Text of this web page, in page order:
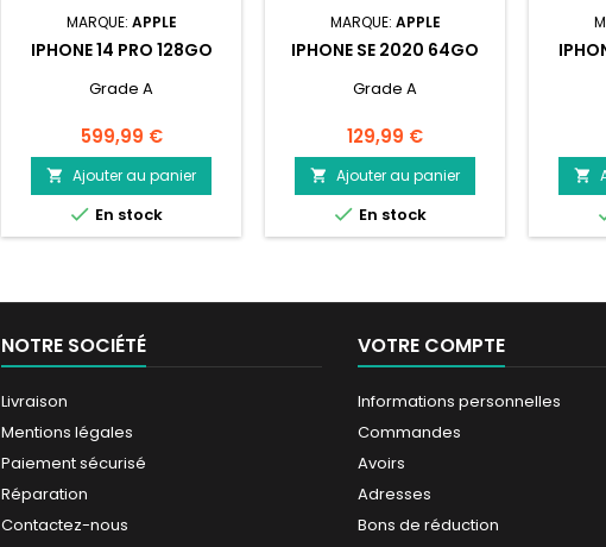
MARQUE: APPLE
IPHONE 14 PRO 128GO
Grade A
Prix
599,99 €
 Ajouter au panier
 En stock
MARQUE: APPLE
IPHONE SE 2020 64GO
Grade A
Prix
129,99 €
 Ajouter au panier
 En stock

NOTRE SOCIÉTÉ
Livraison
Mentions légales
Paiement sécurisé
Réparation
Contactez-nous
VOTRE COMPTE
Informations personnelles
Commandes
Avoirs
Adresses
Bons de réduction